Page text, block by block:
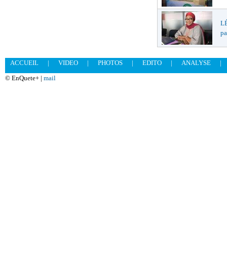
ACCUEIL | VIDEO | PHOTOS | EDITO | ANALYSE
|
© EnQuete+ | mail